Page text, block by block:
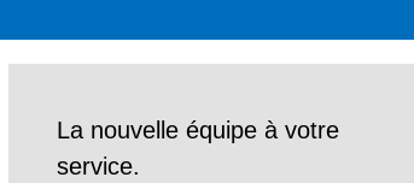
La nouvelle équipe à votre
service.